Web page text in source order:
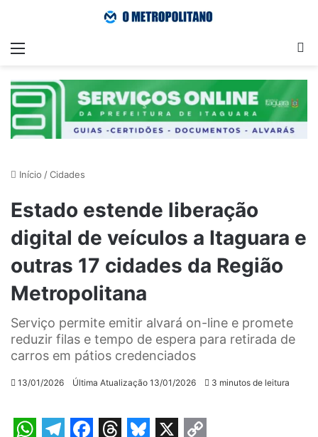
Menu
Início /Cidades
Estado estende liberação
digital de veículos a Itaguara e
outras 17 cidades da Região
Metropolitana
Serviço permite emitir alvará on-line e promete
reduzir filas e tempo de espera para retirada de
carros em pátios credenciados
13/01/2026 Última Atualização 13/01/2026 3 minutos de leitura